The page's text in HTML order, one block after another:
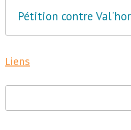
Pétition contre Val'hor
Liens